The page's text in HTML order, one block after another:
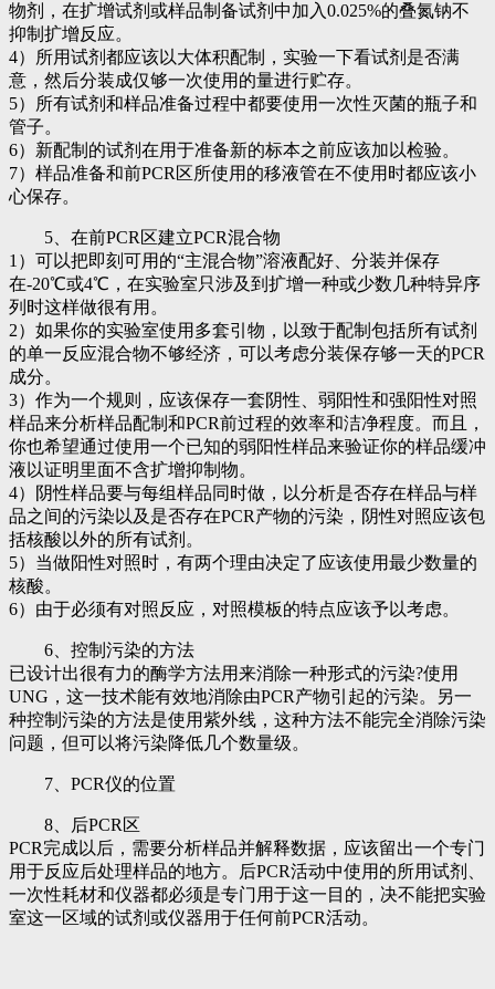
物剂，在扩增试剂或样品制备试剂中加入0.025%的叠氮钠不
抑制扩增反应。
4）所用试剂都应该以大体积配制，实验一下看试剂是否满
意，然后分装成仅够一次使用的量进行贮存。
5）所有试剂和样品准备过程中都要使用一次性灭菌的瓶子和
管子。
6）新配制的试剂在用于准备新的标本之前应该加以检验。
7）样品准备和前PCR区所使用的移液管在不使用时都应该小
心保存。
5、在前PCR区建立PCR混合物
1）可以把即刻可用的“主混合物”溶液配好、分装并保存
在-20℃或4℃，在实验室只涉及到扩增一种或少数几种特异序
列时这样做很有用。
2）如果你的实验室使用多套引物，以致于配制包括所有试剂
的单一反应混合物不够经济，可以考虑分装保存够一天的PCR
成分。
3）作为一个规则，应该保存一套阴性、弱阳性和强阳性对照
样品来分析样品配制和PCR前过程的效率和洁净程度。而且，
你也希望通过使用一个已知的弱阳性样品来验证你的样品缓冲
液以证明里面不含扩增抑制物。
4）阴性样品要与每组样品同时做，以分析是否存在样品与样
品之间的污染以及是否存在PCR产物的污染，阴性对照应该包
括核酸以外的所有试剂。
5）当做阳性对照时，有两个理由决定了应该使用最少数量的
核酸。
6）由于必须有对照反应，对照模板的特点应该予以考虑。
6、控制污染的方法
已设计出很有力的酶学方法用来消除一种形式的污染?使用
UNG，这一技术能有效地消除由PCR产物引起的污染。另一
种控制污染的方法是使用紫外线，这种方法不能完全消除污染
问题，但可以将污染降低几个数量级。
7、PCR仪的位置
8、后PCR区
PCR完成以后，需要分析样品并解释数据，应该留出一个专门
用于反应后处理样品的地方。后PCR活动中使用的所用试剂、
一次性耗材和仪器都必须是专门用于这一目的，决不能把实验
室这一区域的试剂或仪器用于任何前PCR活动。